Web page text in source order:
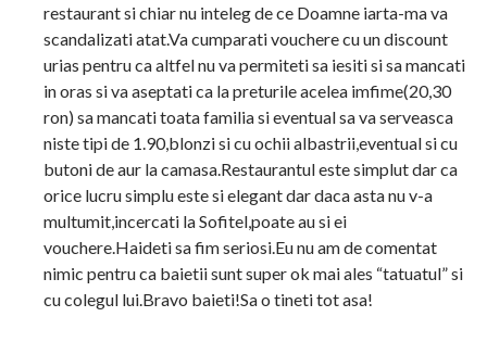
restaurant si chiar nu inteleg de ce Doamne iarta-ma va
scandalizati atat.Va cumparati vouchere cu un discount
urias pentru ca altfel nu va permiteti sa iesiti si sa mancati
in oras si va aseptati ca la preturile acelea imfime(20,30
ron) sa mancati toata familia si eventual sa va serveasca
niste tipi de 1.90,blonzi si cu ochii albastrii,eventual si cu
butoni de aur la camasa.Restaurantul este simplut dar ca
orice lucru simplu este si elegant dar daca asta nu v-a
multumit,incercati la Sofitel,poate au si ei
vouchere.Haideti sa fim seriosi.Eu nu am de comentat
nimic pentru ca baietii sunt super ok mai ales “tatuatul” si
cu colegul lui.Bravo baieti!Sa o tineti tot asa!